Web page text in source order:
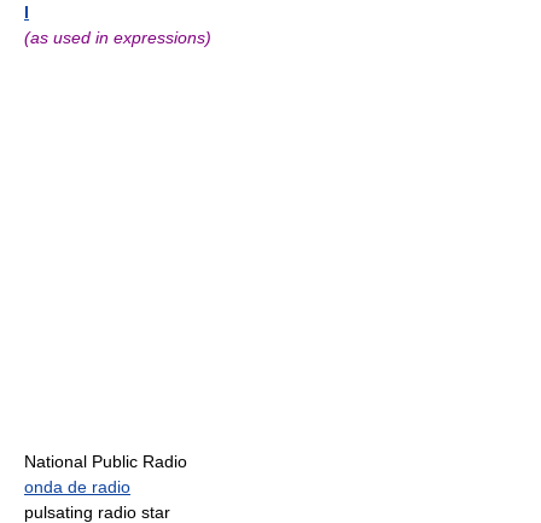
I
(as used in expressions)
National Public Radio
onda de radio
pulsating radio star